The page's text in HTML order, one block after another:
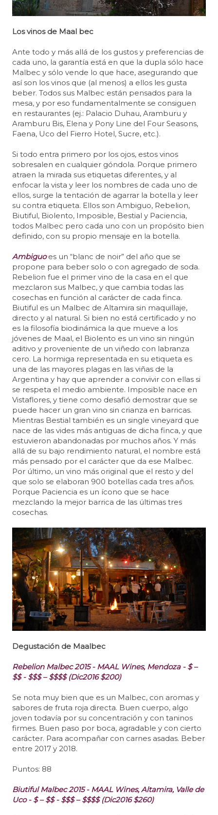
Los vinos de Maal bec
Ante todo y más allá de los gustos y preferencias de
cada uno, la garantía está en que la dupla sólo hace
Malbec y sólo vende lo que hace, asegurando que
así son los vinos que (al menos) a ellos les gusta
beber. Todos sus Malbec están pensados para la
mesa, y por eso fundamentalmente se consiguen
en restaurantes (ej.: Palacio Duhau, Aramburu y
Aramburu Bis, Elena y Pony Line del Four Seasons,
Faena, Uco del Fierro Hotel, Sucre, etc.).
Si todo entra primero por los ojos, estos vinos
sobresalen en cualquier góndola. Porque primero
atraen la mirada sus etiquetas diferentes, y al
enfocar la vista y leer los nombres de cada uno de
ellos, surge la tentación de agarrar la botella y leer
su contra etiqueta. Ellos son Ambiguo, Rebelion,
Biutiful, Biolento, Imposible, Bestial y Paciencia,
todos Malbec pero cada uno con un propósito bien
definido, con su propio mensaje en la botella.
Ambiguoes un “blanc de noir” del año que se
propone para beber solo o con agregado de soda.
Rebelion fue el primer vino de la casa en el que
mezclaron sus Malbec, y que cambia todas las
cosechas en función al carácter de cada finca.
Biutiful es un Malbec de Altamira sin maquillaje,
directo y al natural. Si bien no está certificado y no
es la filosofía biodinámica la que mueve a los
jóvenes de Maal, el Biolento es un vino sin ningún
aditivo y proveniente de un viñedo con labranza
cero. La hormiga representada en su etiqueta es
una de las mayores plagas en las viñas de la
Argentina y hay que aprender a convivir con ellas si
se respeta el medio ambiente. Imposible nace en
Vistaflores, y tiene como desafió demostrar que se
puede hacer un gran vino sin crianza en barricas.
Mientras Bestial también es un single vineyard que
nace de las vides más antiguas de dicha finca, y que
estuvieron abandonadas por muchos años. Y más
allá de su bajo rendimiento natural, el nombre está
más pensado por el carácter que da ese Malbec.
Por último, un vino más original que el resto y del
que solo se elaboran 900 botellas cada tres años.
Porque Paciencia es un ícono que se hace
mezclando la mejor barrica de las últimas tres
cosechas.
Degustación de Maalbec
Rebelion Malbec 2015 - MAAL Wines, Mendoza - $ –
$$ - $$$ – $$$$ (Dic2016 $200)
Se nota muy bien que es un Malbec, con aromas y
sabores de fruta roja directa. Buen cuerpo, algo
joven todavía por su concentración y con taninos
firmes. Buen paso por boca, agradable y con cierto
carácter. Para acompañar con carnes asadas. Beber
entre 2017 y 2018.
Puntos: 88
Biutiful Malbec 2015 - MAAL Wines, Altamira, Valle de
Uco - $ – $$ - $$$ – $$$$ (Dic2016 $260)